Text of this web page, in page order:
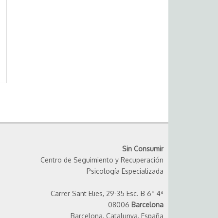
Sin Consumir
Centro de Seguimiento y Recuperación
Psicología Especializada
Carrer Sant Elies, 29-35 Esc. B 6º 4ª
08006 Barcelona
Barcelona, Catalunya, España